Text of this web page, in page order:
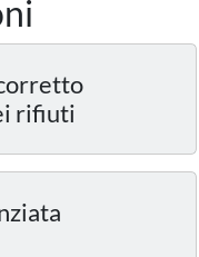
rifiuti